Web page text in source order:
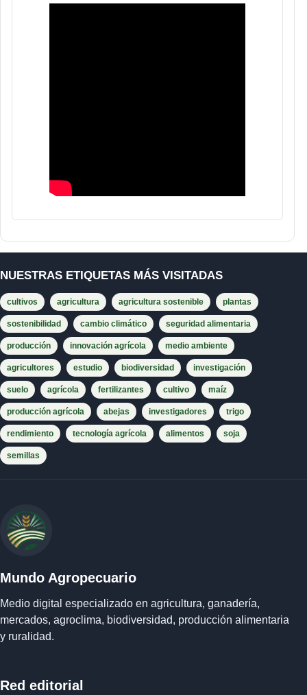
NUESTRAS ETIQUETAS MÁS VISITADAS
cultivos agricultura agricultura sostenible plantas
sostenibilidad cambio climático seguridad alimentaria
producción innovación agrícola medio ambiente
agricultores estudio biodiversidad investigación
suelo agrícola fertilizantes cultivo maíz
producción agrícola abejas investigadores trigo
rendimiento tecnología agrícola alimentos soja
semillas
Mundo Agropecuario
Medio digital especializado en agricultura, ganadería,
mercados, agroclima, biodiversidad, producción alimentaria
y ruralidad.
Red editorial